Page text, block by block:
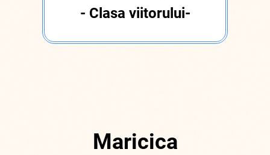
- Clasa viitorului-
Maricica